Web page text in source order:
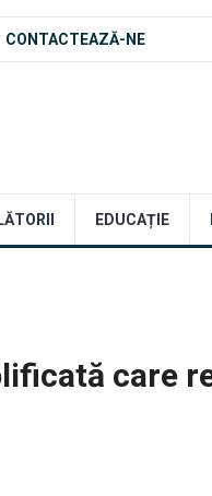
CONTACTEAZĂ-NE
EDUCAȚIE
care